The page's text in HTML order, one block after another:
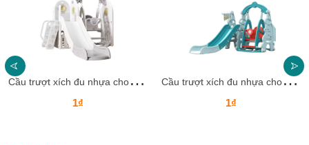
C
ầu trượt xích đu nhựa cho bé CTXDN15_ Dochoikinhbac
1₫
C
ầu trượt xích đu nhựa cho bé CTXDN14_ Dochoikinhbac
1₫